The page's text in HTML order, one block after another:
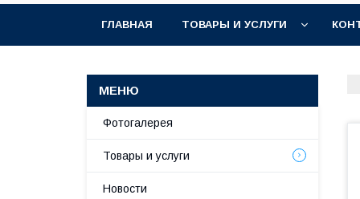
ГЛАВНАЯ ТОВАРЫ И УСЛУГИ
Фотогалерея
Товары и услуги
Новости